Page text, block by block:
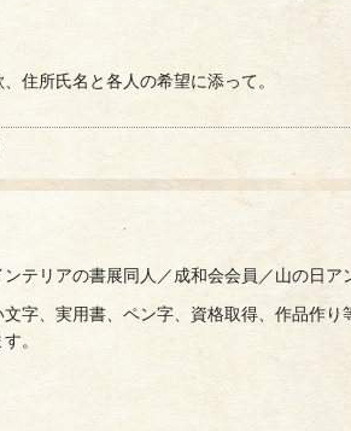
住所氏名と各人の希望に添って。
テリアの書展同人／成和会会員／山の日ア
字、実用書、ペン字、資格取得、作品作り
。